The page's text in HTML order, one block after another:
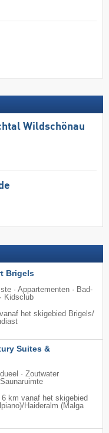
Wildschönau
Brigels
· Appartementen · Bad-
Kidsclub
het skigebied Brigels/​
Suites &
· Zoutwater
6 km vanaf het skigebied
​Haideralm (Malga